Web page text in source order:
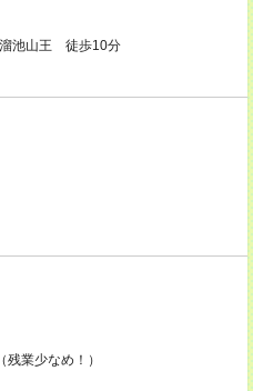
池山王 徒歩10分
業少なめ！）